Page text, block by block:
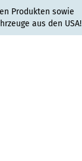
Produkten sowie
aus den USA!